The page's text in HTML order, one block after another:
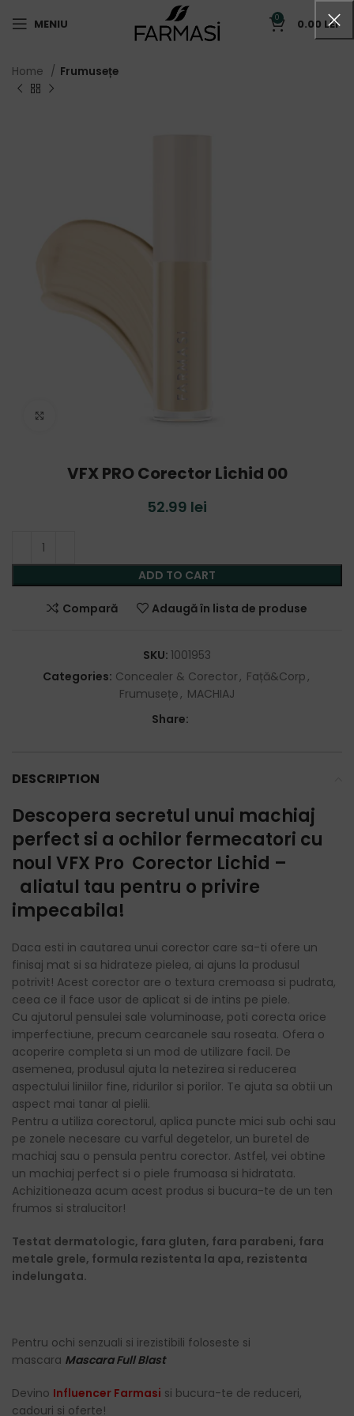
MENIU 0 0.00 LEI
Home Frumusețe
VFX PRO Corector Lichid 00
52.99 lei
ADD TO CART
Compară Adaugă în lista de produse
SKU: 1001953
Categories: Concealer & Corector, Față&Corp,
Frumusețe, MACHIAJ
Share:
DESCRIPTION
Descopera secretul unui machiaj
perfect si a ochilor fermecatori cu
noul VFX Pro Corector Lichid –
aliatul tau pentru o privire
impecabila!
Daca esti in cautarea unui corector care sa-ti ofere un
finisaj mat si sa hidrateze pielea, ai ajuns la produsul
potrivit! Acest corector are o textura cremoasa si pudrata,
ceea ce il face usor de aplicat si de intins pe piele.
Cu ajutorul pensulei sale voluminoase, poti corecta orice
imperfectiune, precum cearcanele sau roseata. Ofera o
acoperire completa si un mod de utilizare facil. De
asemenea, produsul ajuta la netezirea si reducerea
aspectului liniilor fine, ridurilor si porilor. Te ajuta sa obtii un
aspect mai tanar al pielii.
Pentru a utiliza corectorul, aplica puncte mici sub ochi sau
pe zonele necesare cu varful degetelor, un buretel de
machiaj sau o pensula pentru corector. Astfel, vei obtine
un machiaj perfect si o piele frumoasa si hidratata.
Achizitioneaza acum acest produs si bucura-te de un ten
frumos si stralucitor!
Testat dermatologic, fara gluten, fara parabeni, fara
metale grele, formula rezistenta la apa, rezistenta
indelungata.
Pentru ochi senzuali si irezistibili foloseste si
mascara Mascara Full Blast
Devino Influencer Farmasi si bucura-te de reduceri,
cadouri si oferte!